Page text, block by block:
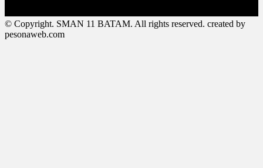
© Copyright. SMAN 11 BATAM. All rights reserved. created by
pesonaweb.com